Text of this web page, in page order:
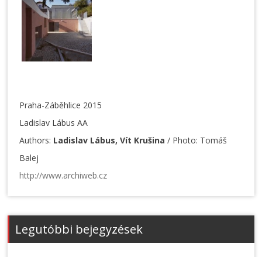
Praha-Záběhlice 2015
Ladislav Lábus AA
Authors: Ladislav Lábus, Vít Krušina / Photo: Tomáš
Balej
http://www.archiweb.cz
Legutóbbi bejegyzések